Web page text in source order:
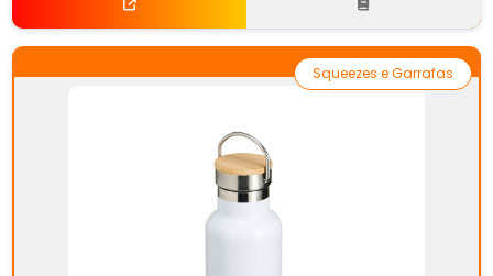
Squeezes e Garrafas